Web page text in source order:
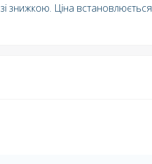
знижкою. Ціна встановлюється